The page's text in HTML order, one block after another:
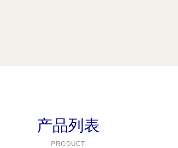
产品列表
PRODUCT